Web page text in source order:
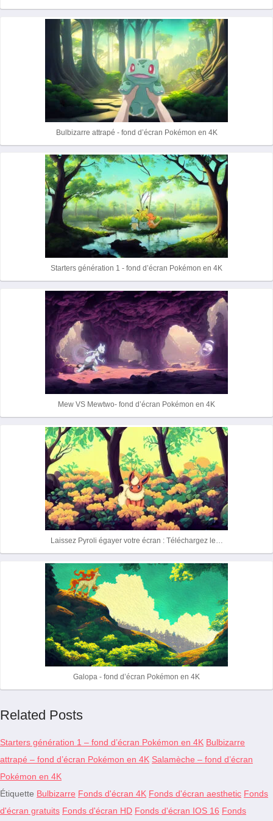
Bulbizarre attrapé - fond d’écran Pokémon en 4K
Starters génération 1 - fond d’écran Pokémon en 4K
Mew VS Mewtwo- fond d’écran Pokémon en 4K
Laissez Pyroli égayer votre écran : Téléchargez le…
Galopa - fond d’écran Pokémon en 4K
Related Posts
Starters génération 1 – fond d’écran Pokémon en 4K Bulbizarre
attrapé – fond d’écran Pokémon en 4K Salamèche – fond d’écran
Pokémon en 4K
Étiquette Bulbizarre Fonds d'écran 4K Fonds d'écran aesthetic Fonds
d'écran gratuits Fonds d'écran HD Fonds d'écran IOS 16 Fonds